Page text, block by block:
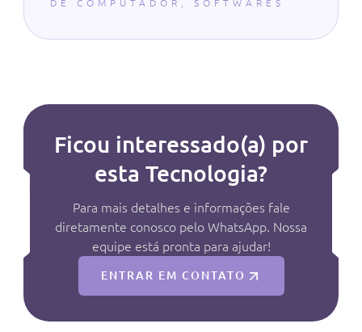
DE COMPUTADOR
SOFTWARES
Ficou interessado(a) por
esta Tecnologia?
Para mais detalhes e informações fale
diretamente conosco pelo WhatsApp. Nossa
equipe está pronta para ajudar!
ENTRAR EM CONTATO